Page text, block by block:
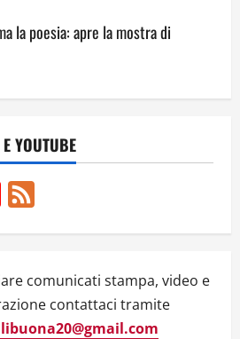
la poesia: apre la mostra di
YOUTUBE
YouTube
comunicati stampa, video e
contattaci tramite